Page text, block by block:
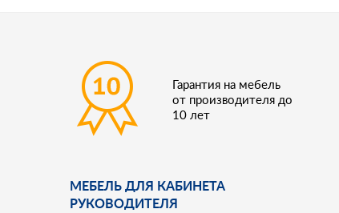
Гарантия на мебель
от производителя до
10 лет
МЕБЕЛЬ ДЛЯ КАБИНЕТА
РУКОВОДИТЕЛЯ